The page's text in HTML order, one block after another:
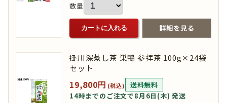
数量
カートに入れる 詳細を見る
掛川深蒸し茶 巣鴨 参拝茶 100g×24袋
セット
19,800円 (税込)
送料無料
14時までのご注文で8月6日(木) 発送